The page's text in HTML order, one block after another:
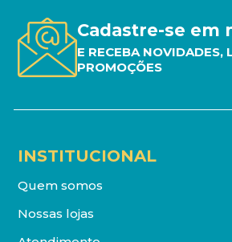
Cadastre-se em
E RECEBA NOVIDADES,
PROMOÇÕES
INSTITUCIONAL
Quem somos
Nossas lojas